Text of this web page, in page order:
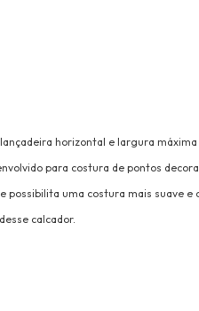
horizontal e largura máxima
para costura de pontos
possibilita uma costura mais suave e
calcador.